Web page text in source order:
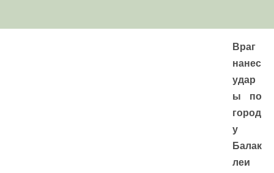
Враг
нанес
удар
ы по
город
у
Балак
леи